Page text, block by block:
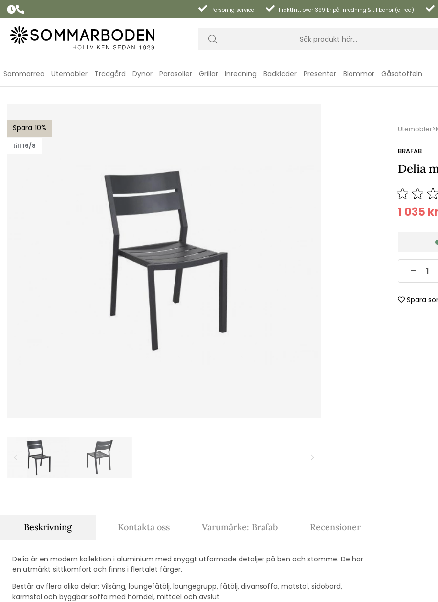
Personlig service Fraktfritt över 399 kr på inredning & tillbehör (ej rea)
Sommarrea Utemöbler Trädgård Dynor Parasoller Grillar Inredning Badkläder Presenter Blommor Gåsatoffeln
10
till 16/8
Utemöbler>
BRAFAB
Delia
1 035 kr
Spara
Beskrivning
Delia är en modern kollektion i aluminium med snyggt utformade detaljer på ben och stomme. De har
en utmärkt sittkomfort och finns i flertalet färger.
Består av flera olika delar: Vilsäng, loungefåtölj, loungegrupp, fåtölj, divansoffa, matstol, sidobord,
karmstol och byggbar soffa med hörndel, mittdel och avslut
Kontakta oss Varumärke: Brafab Recensioner